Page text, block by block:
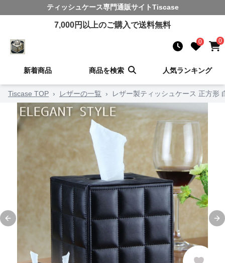
ティッシュケース専門通販サイトTiscase
7,000円以上のご購入で送料無料
0 0
新着商品 商品を検索 人気ランキング
Tiscase TOP › レザーの一覧 › レザー製ティッシュケース 正方形
Previous slide